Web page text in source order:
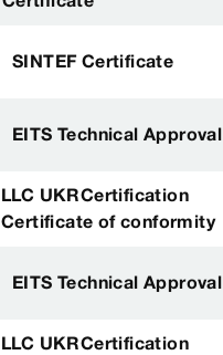
SINTEF Certificate
EITS Technical Approval
LLC UKRCertification
Certificate of conformity
EITS Technical Approval
LLC UKRCertification